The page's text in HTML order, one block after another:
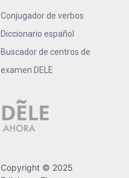
Conjugador de verbos
Diccionario español
Buscador de centros de
examen DELE
Copyright © 2025